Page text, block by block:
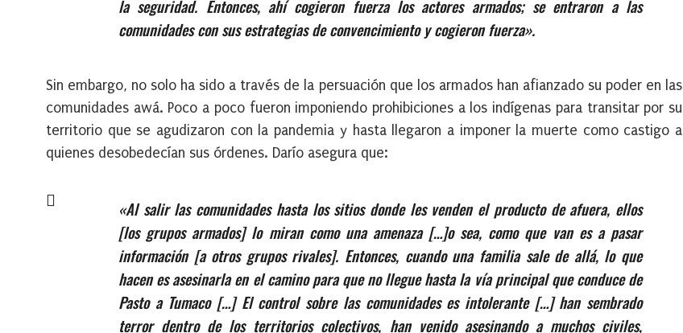
la seguridad. Entonces, ahí cogieron fuerza los actores armados; se entraron a las
comunidades con sus estrategias de convencimiento y cogieron fuerza».
Sin embargo, no solo ha sido a través de la persuación que los armados han afianzado su poder en las
comunidades awá. Poco a poco fueron imponiendo prohibiciones a los indígenas para transitar por su
territorio que se agudizaron con la pandemia y hasta llegaron a imponer la muerte como castigo a
quienes desobedecían sus órdenes. Darío asegura que:
«Al salir las comunidades hasta los sitios donde les venden el producto de afuera, ellos
[los grupos armados] lo miran como una amenaza […]o sea, como que van es a pasar
información [a otros grupos rivales]. Entonces, cuando una familia sale de allá, lo que
hacen es asesinarla en el camino para que no llegue hasta la vía principal que conduce de
Pasto a Tumaco […] El control sobre las comunidades es intolerante […] han sembrado
terror dentro de los territorios colectivos, han venido asesinando a muchos civiles,